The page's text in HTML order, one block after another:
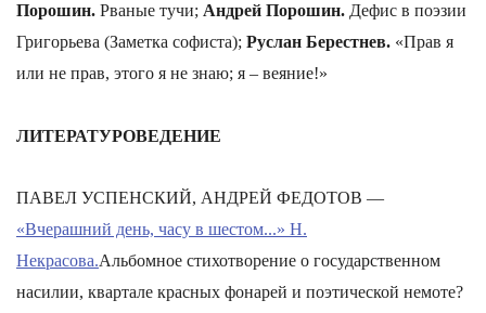
Порошин. Рваные тучи; Андрей Порошин. Дефис в поэзии
Григорьева (Заметка софиста); Руслан Берестнев. «Прав я
или не прав, этого я не знаю; я – веяние!»
ЛИТЕРАТУРОВЕДЕНИЕ
ПАВЕЛ УСПЕНСКИЙ, АНДРЕЙ ФЕДОТОВ —
«Вчерашний день, часу в шестом...» Н.
Некрасова.Альбомное стихотворение о государственном
насилии, квартале красных фонарей и поэтической немоте?